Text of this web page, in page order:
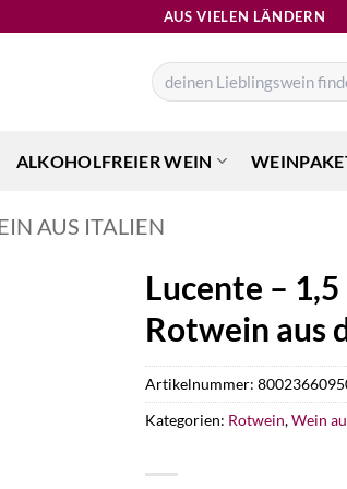
AUS VIELEN LÄNDERN
Suchen
nach:
ALKOHOLFREIER WEIN
AUS ITALIEN
Lucente –
Rotwein aus
Artikelnummer:
Kategorien: Rotwein,Wein